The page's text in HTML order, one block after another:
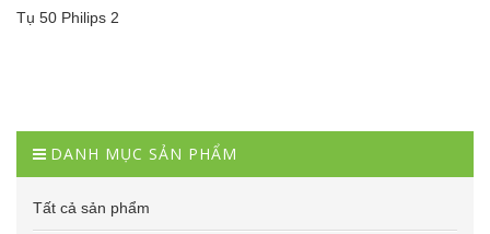
Tụ 50 Philips 2
DANH MỤC SẢN PHẨM
Tất cả sản phẩm